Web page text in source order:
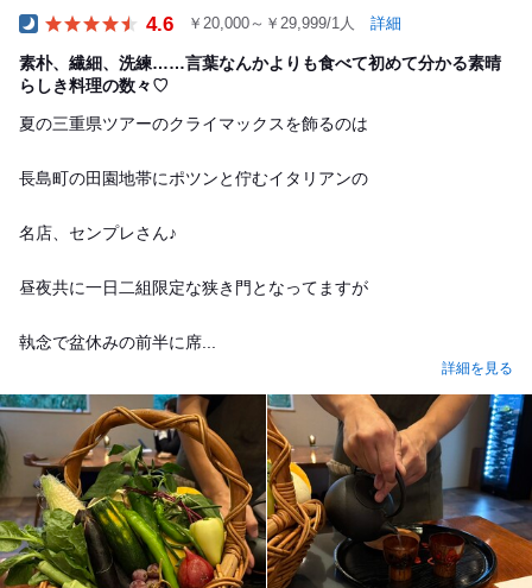
4.6 ￥20,000～￥29,999/1人 詳細
素朴、繊細、洗練……言葉なんかよりも食べて初めて分かる素晴
らしき料理の数々♡
夏の三重県ツアーのクライマックスを飾るのは
長島町の田園地帯にポツンと佇むイタリアンの
名店、センプレさん♪
昼夜共に一日二組限定な狭き門となってますが
執念で盆休みの前半に席...
詳細を見る